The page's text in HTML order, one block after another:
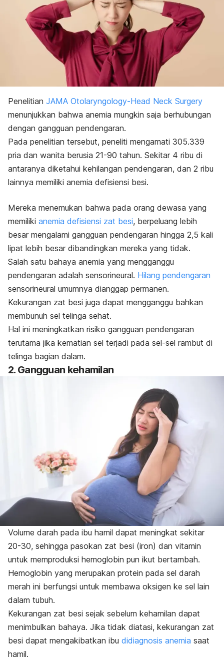
Penelitian JAMA Otolaryngology-Head Neck Surgery
menunjukkan bahwa anemia mungkin saja berhubungan
dengan gangguan pendengaran.
Pada penelitian tersebut, peneliti mengamati 305.339
pria dan wanita berusia 21-90 tahun. Sekitar 4 ribu di
antaranya diketahui kehilangan pendengaran, dan 2 ribu
lainnya memiliki anemia defisiensi besi.
Mereka menemukan bahwa pada orang dewasa yang
memiliki anemia defisiensi zat besi, berpeluang lebih
besar mengalami gangguan pendengaran hingga 2,5 kali
lipat lebih besar dibandingkan mereka yang tidak.
Salah satu bahaya anemia yang mengganggu
pendengaran adalah sensorineural. Hilang pendengaran
sensorineural umumnya dianggap permanen.
Kekurangan zat besi juga dapat mengganggu bahkan
membunuh sel telinga sehat.
Hal ini meningkatkan risiko gangguan pendengaran
terutama jika kematian sel terjadi pada sel-sel rambut di
telinga bagian dalam.
2. Gangguan kehamilan
Volume darah pada ibu hamil dapat meningkat sekitar
20-30, sehingga pasokan zat besi (iron) dan vitamin
untuk memproduksi hemoglobin pun ikut bertambah.
Hemoglobin yang merupakan protein pada sel darah
merah ini berfungsi untuk membawa oksigen ke sel lain
dalam tubuh.
Kekurangan zat besi sejak sebelum kehamilan dapat
menimbulkan bahaya. Jika tidak diatasi, kekurangan zat
besi dapat mengakibatkan ibu didiagnosis anemia saat
hamil.